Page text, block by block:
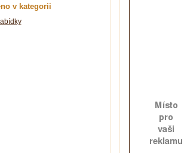
v kategorii